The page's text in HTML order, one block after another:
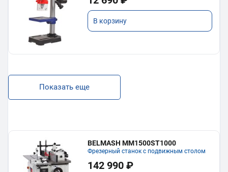
В корзину
Показать еще
BELMASH MM1500ST1000
Фрезерный станок с подвижным столом
142 990 ₽